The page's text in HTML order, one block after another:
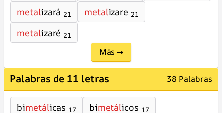
metalizará 21 metalizare 21
metalizaré 21
Más →
Palabras de 11 letras 38 Palabras
bimetálicas 17 bimetálicos 17